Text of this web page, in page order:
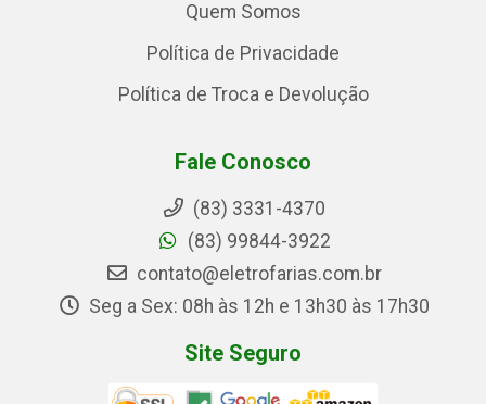
Quem Somos
Política de Privacidade
Política de Troca e Devolução
Fale Conosco
(83) 3331-4370
(83) 99844-3922
contato@eletrofarias.com.br
Seg a Sex: 08h às 12h e 13h30 às 17h30
Site Seguro